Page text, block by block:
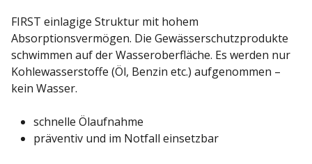
FIRST einlagige Struktur mit hohem
Absorptionsvermögen. Die Gewässerschutzprodukte
schwimmen auf der Wasseroberfläche. Es werden nur
Kohlewasserstoffe (Öl, Benzin etc.) aufgenommen –
kein Wasser.
schnelle Ölaufnahme
präventiv und im Notfall einsetzbar